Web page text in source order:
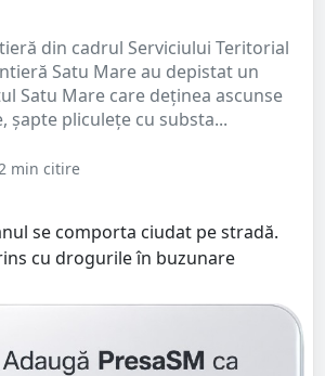
din cadrul Serviciului Teritorial
Satu Mare au depistat un
Satu Mare care deținea ascunse
șapte pliculețe cu substa...
2 min citire